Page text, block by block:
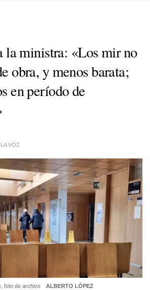
la ministra: «Los mir no
obra, y menos barata;
en período de
VOZ
foto de archivo ALBERTO LÓPEZ